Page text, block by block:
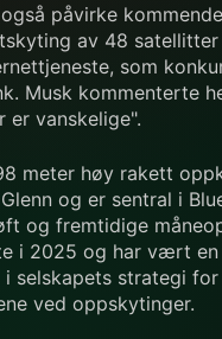
påvirke
av 48
som
Musk kommenterte
er vanskelige".
meter høy rakett
og er sentral i
og fremtidige
i 2025 og har vært en
selskapets strategi for
ved oppskytinger.